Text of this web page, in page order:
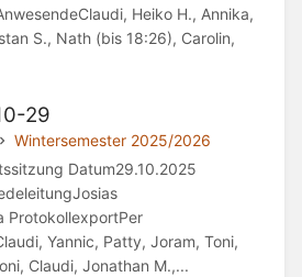
Heiko H., Annika,
S., Nath (bis 18:26), Carolin,
29
Wintersemester 2025/2026
Datum29.10.2025
ProtokollexportPer
Yannic, Patty, Joram, Toni,
Claudi, Jonathan M.,...